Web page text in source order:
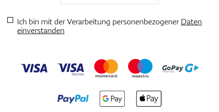
Ich bin mit der Verarbeitung personenbezogenerDaten
einverstanden